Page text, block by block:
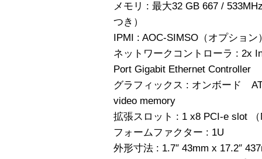
メモリ : 最大32 GB 667 /
つき）
IPMI : AOC-SIMSO（オプション
ネットワークコントローラ : 2x
Port Gigabit Ethernet Controller
グラフィックス : オンボード
video memory
拡張スロット : 1 x8 PCI-e slot
フォームファクター : 1U
外形寸法 : 1.7″ 43mm x 17.2″